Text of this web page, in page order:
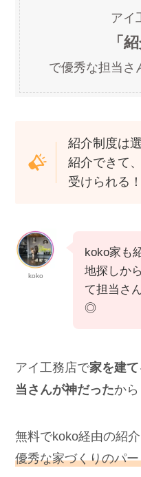
を設ける
新築時に壁掛けテレ
できれば 建築士の資格
な人に相談したい
「
で優秀な担当
紹介制度は
紹介できて
受けられる！
koko家も